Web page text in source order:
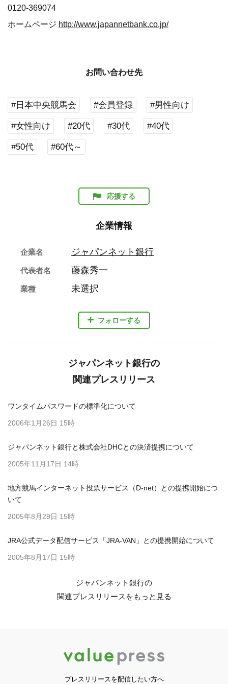
0120-369074
ホームページ http://www.japannetbank.co.jp/
お問い合わせ先
#日本中央競馬会 #会員登録 #男性向け
#女性向け #20代 #30代 #40代
#50代 #60代～
応援する
企業情報
フォローする
企業名 ジャパンネット銀行
代表者名 藤森秀一
業種 未選択
ジャパンネット銀行の
関連プレスリリース
ワンタイムパスワードの標準化について
2006年1月26日 15時
ジャパンネット銀行と株式会社DHCとの決済提携について
2005年11月17日 14時
地方競馬インターネット投票サービス（D-net）との提携開始につ
いて
2005年8月29日 15時
JRA公式データ配信サービス「JRA-VAN」との提携開始について
2005年8月17日 15時
ジャパンネット銀行の
関連プレスリリースをもっと見る
プレスリリースを配信したい方へ